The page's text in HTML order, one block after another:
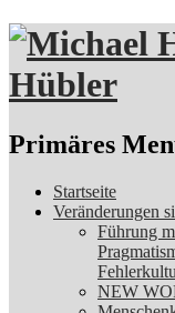
Hübler
Suchen
Primäres
Zum
Inhalt
Startseite
Veränderungen
Führung
NEW